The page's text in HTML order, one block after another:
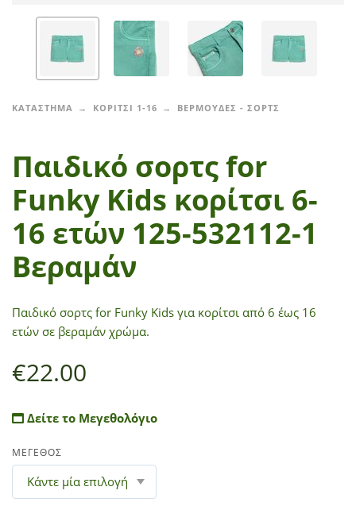
ΚΑΤΑΣΤΗΜΑ ΚΟΡΙΤΣΙ 1-16 ΒΕΡΜΟΥΔΕΣ - ΣΟΡΤΣ
Παιδικό σορτς for
Funky Kids κορίτσι 6-
16 ετών 125-532112-1
Βεραμάν
Παιδικό σορτς for Funky Kids για κορίτσι από 6 έως 16
ετών σε βεραμάν χρώμα.
€22.00
Δείτε το Μεγεθολόγιο
ΜΕΓΕΘΟΣ